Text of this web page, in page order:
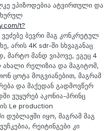
ეპიზოდებია ატვირთული და
t?
ვეძებე ბევრი მაგ კონკრეტულ
არის 4K sdr-ში სხვაგანაც
მარტო მანდ ვიპოვე, ეგეც 4
რელიზია და მაგიტომ,
ცოტა მოგვიანებით, მაგრამ
და მაქედან გადმოვწერ
ვუყურებ აკონია-პრინც
Le production
დუბლაჟში იყო, მაგრამ მაგ
რეიტინგები კი